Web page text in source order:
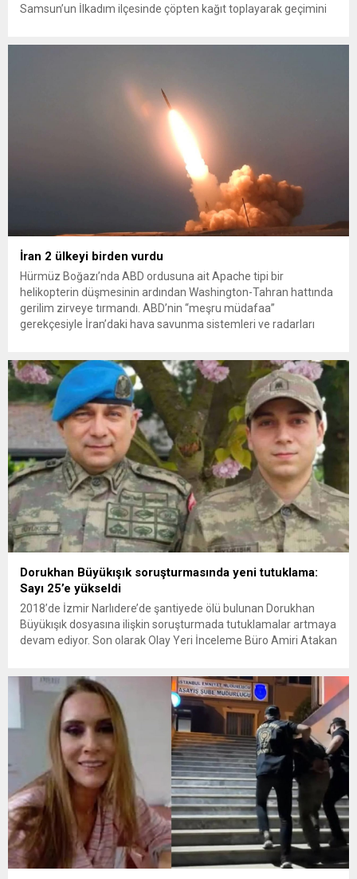
Samsun’un İlkadım ilçesinde çöpten kağıt toplayarak geçimini
İran 2 ülkeyi birden vurdu
Hürmüz Boğazı’nda ABD ordusuna ait Apache tipi bir
helikopterin düşmesinin ardından Washington-Tahran hattında
gerilim zirveye tırmandı. ABD’nin “meşru müdafaa”
gerekçesiyle İran’daki hava savunma sistemleri ve radarları
yeni bir ABD saldırısına anında yanıt verileceğini duyurdu....
Dorukhan Büyükışık soruşturmasında yeni tutuklama:
Sayı 25’e yükseldi
2018’de İzmir Narlıdere’de şantiyede ölü bulunan Dorukhan
Büyükışık dosyasına ilişkin soruşturmada tutuklamalar artmaya
devam ediyor. Son olarak Olay Yeri İnceleme Büro Amiri Atakan
bulunan Dorukhan Büyükışık’a ilişkin yeniden açılan
soruşturmada tutuklamalar genişliyor. Son olarak dönemin...